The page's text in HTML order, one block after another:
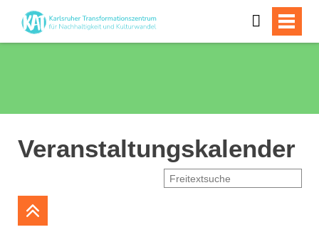
Veranstaltungskalender